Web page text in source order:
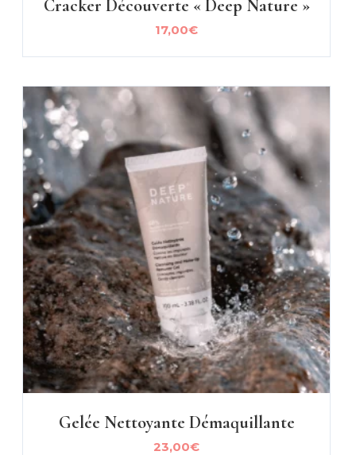
Cracker Découverte « Deep Nature »
17,00€
Gelée Nettoyante Démaquillante
23,00€